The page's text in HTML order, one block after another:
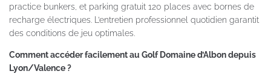
practice bunkers, et parking gratuit 120 places avec bornes de
recharge électriques. L’entretien professionnel quotidien garantit
des conditions de jeu optimales.
Comment accéder facilement au Golf Domaine d’Albon depuis
Lyon/Valence ?